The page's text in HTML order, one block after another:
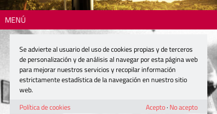
MENÚ
Se advierte al usuario del uso de cookies propias y de terceros
de personalización y de análisis al navegar por esta página web
para mejorar nuestros servicios y recopilar información
estrictamente estadística de la navegación en nuestro sitio
web.
Política de cookies
Acepto· No acepto